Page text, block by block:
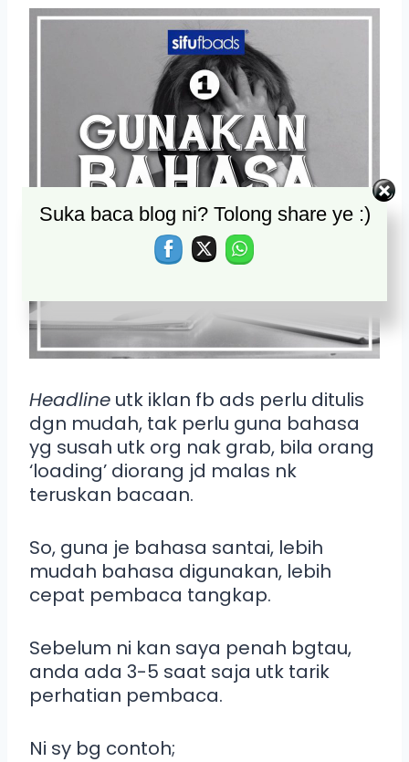
Headline utk iklan fb ads perlu ditulis
dgn mudah, tak perlu guna bahasa
yg susah utk org nak grab, bila orang
‘loading’ diorang jd malas nk
teruskan bacaan.
So, guna je bahasa santai, lebih
mudah bahasa digunakan, lebih
cepat pembaca tangkap.
Sebelum ni kan saya penah bgtau,
anda ada 3-5 saat saja utk tarik
perhatian pembaca.
Ni sy bg contoh;
Suka baca blog ni? Tolong share ye :)